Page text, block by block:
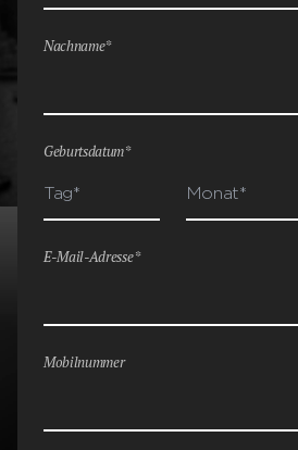
Nachname*
Geburtsdatum*
E-Mail-Adresse*
Mobilnummer